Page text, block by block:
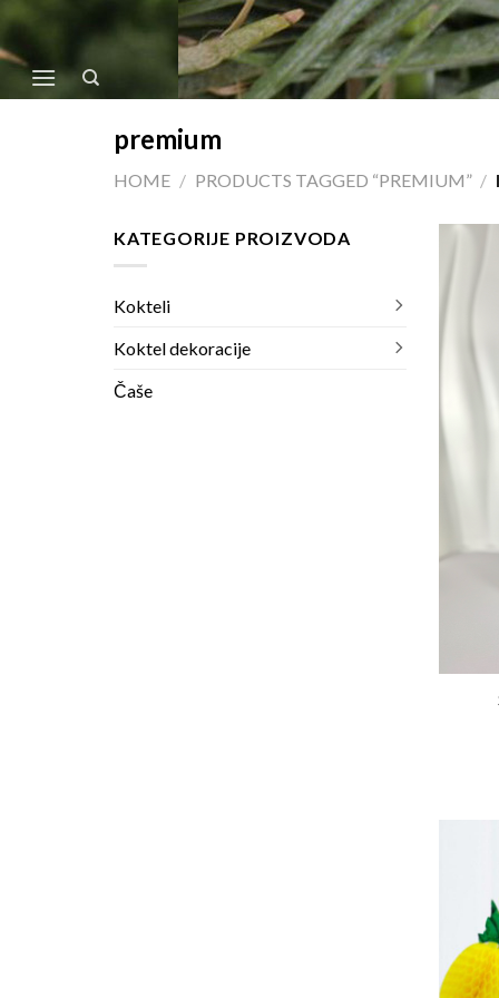
content
premium
HOME / PRODUCTS TAGGED “PREMIUM” /
KATEGORIJE PROIZVODA
Kokteli
Koktel dekoracije
Čaše